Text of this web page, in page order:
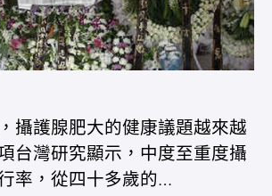
攝護腺肥大的健康議題越來越
台灣研究顯示，中度至重度攝
率，從四十多歲的…